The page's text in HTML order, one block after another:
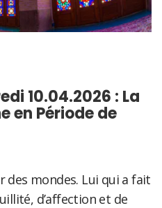
10.04.2026 : La
en Période de
des mondes. Lui qui a fait
d’affection et de